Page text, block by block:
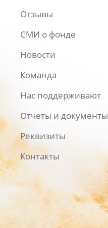
Отзывы
СМИ о фонде
Новости
Команда
Нас поддерживают
Отчеты и документы
Реквизиты
Контакты